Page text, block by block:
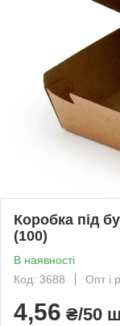
Коробка під
(100)
В наявності
Код: 3688
Опт і
4,56 ₴/50